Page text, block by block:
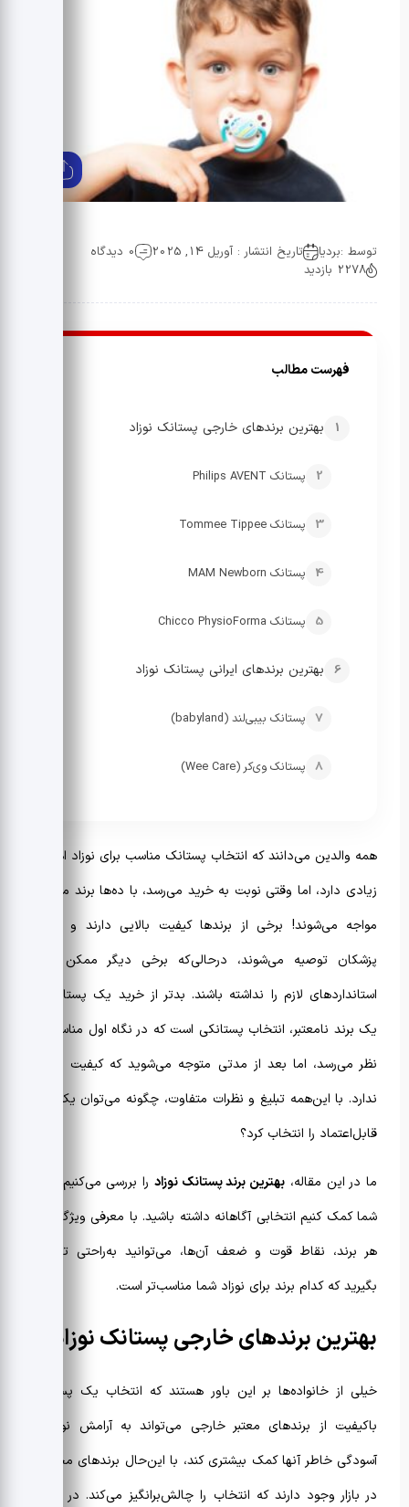
توسط :بردیا تاریخ انتشار : آوریل 14, 2025
0 دیدگاه
2278 بازدید
فهرست مطالب
بهترین برندهای خارجی پستانک نوزاد
پستانک Philips AVENT
پستانک Tommee Tippee
پستانک MAM Newborn
پستانک Chicco PhysioForma
بهترین برندهای ایرانی پستانک نوزاد
پستانک بیبی‌لند (babyland)
پستانک وی‌کر (Wee Care)
همه والدین می‌دانند که انتخاب پستانک مناسب برای نوزاد اهمیت
زیادی دارد، اما وقتی نوبت به خرید می‌رسد، با ده‌ها برند مختلف
مواجه می‌شوند! برخی از برندها کیفیت بالایی دارند و توسط
پزشکان توصیه می‌شوند، درحالی‌که برخی دیگر ممکن است
استانداردهای لازم را نداشته باشند. بدتر از خرید یک پستانک از
یک برند نامعتبر، انتخاب پستانکی است که در نگاه اول مناسب به
نظر می‌رسد، اما بعد از مدتی متوجه می‌شوید که کیفیت لازم را
ندارد. با این‌همه تبلیغ و نظرات متفاوت، چگونه می‌توان یک برند
قابل‌اعتماد را انتخاب کرد؟
ما در این مقاله، بهترین برند پستانک نوزاد را بررسی می‌کنیم تا به
شما کمک کنیم انتخابی آگاهانه داشته باشید. با معرفی ویژگی‌های
هر برند، نقاط قوت و ضعف آن‌ها، می‌توانید به‌راحتی تصمیم
بگیرید که کدام برند برای نوزاد شما مناسب‌تر است.
بهترین برندهای خارجی پستانک نوزاد
خیلی از خانواده‌ها بر این باور هستند که انتخاب یک پستانک
باکیفیت از برندهای معتبر خارجی می‌تواند به آرامش نوزاد و
آسودگی خاطر آنها کمک بیشتری کند، با این‌حال برندهای مختلفی
در بازار وجود دارند که انتخاب را چالش‌برانگیز می‌کند. در ادامه،